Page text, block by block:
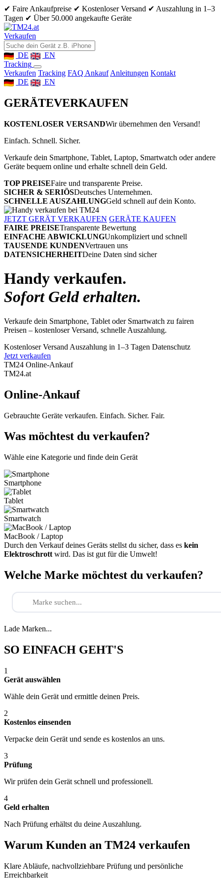
✔ Faire Ankaufpreise ✔ Kostenloser Versand ✔ Auszahlung in 1–3
Tagen ✔ Über 50.000 angekaufte Geräte
Verkaufen
DE
EN
Tracking
Verkaufen Tracking FAQ Ankauf Anleitungen Kontakt
DE
EN
GERÄTEVERKAUFEN
KOSTENLOSER VERSANDWir übernehmen den Versand!
Einfach. Schnell. Sicher.
Verkaufe dein Smartphone, Tablet, Laptop, Smartwatch oder andere
Geräte bequem online und erhalte schnell dein Geld.
TOP PREISEFaire und transparente Preise.
SICHER & SERIÖSDeutsches Unternehmen.
SCHNELLE AUSZAHLUNGGeld schnell auf dein Konto.
JETZT GERÄT VERKAUFEN GERÄTE KAUFEN
FAIRE PREISETransparente Bewertung
EINFACHE ABWICKLUNGUnkompliziert und schnell
TAUSENDE KUNDENVertrauen uns
DATENSICHERHEITDeine Daten sind sicher
Handy verkaufen.
Sofort Geld erhalten.
Verkaufe dein Smartphone, Tablet oder Smartwatch zu fairen
Preisen – kostenloser Versand, schnelle Auszahlung.
Kostenloser Versand Auszahlung in 1–3 Tagen Datenschutz
Jetzt verkaufen
TM24 Online-Ankauf
TM24.at
Online-Ankauf
Gebrauchte Geräte verkaufen. Einfach. Sicher. Fair.
Was möchtest du verkaufen?
Wähle eine Kategorie und finde dein Gerät
Smartphone
Tablet
Smartwatch
MacBook / Laptop
Durch den Verkauf deines Geräts stellst du sicher, dass es kein
Elektroschrott wird. Das ist gut für die Umwelt!
Welche Marke möchtest du verkaufen?
Lade Marken...
SO EINFACH GEHT'S
1
Gerät auswählen
Wähle dein Gerät und ermittle deinen Preis.
2
Kostenlos einsenden
Verpacke dein Gerät und sende es kostenlos an uns.
3
Prüfung
Wir prüfen dein Gerät schnell und professionell.
4
Geld erhalten
Nach Prüfung erhältst du deine Auszahlung.
Warum Kunden an TM24 verkaufen
Klare Abläufe, nachvollziehbare Prüfung und persönliche
Erreichbarkeit